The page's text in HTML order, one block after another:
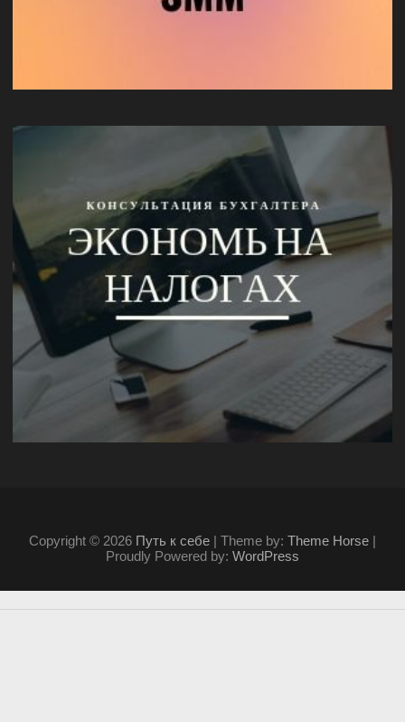
Copyright © 2026 Путь к себе | Theme by: Theme Horse |
Proudly Powered by: WordPress